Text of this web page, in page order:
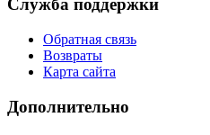
Служба поддержки
Обратная связь
Возвраты
Карта сайта
Дополнительно